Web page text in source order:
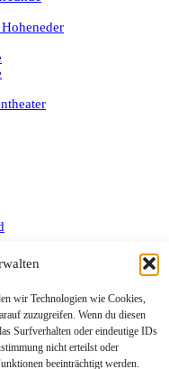
wir Technologien wie Cookies,
zuzugreifen. Wenn du diesen
Surfverhalten oder eindeutige IDs
nicht erteilst oder
beeinträchtigt werden.